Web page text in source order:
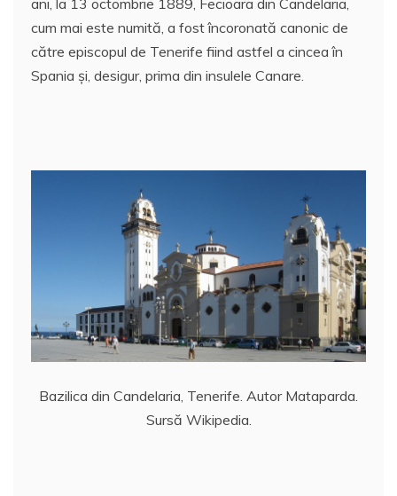
cum mai este numită, a fost încoronată canonic de
către episcopul de Tenerife fiind astfel a cincea în
Spania și, desigur, prima din insulele Canare.
Bazilica din Candelaria, Tenerife. Autor Mataparda.
Sursă Wikipedia.